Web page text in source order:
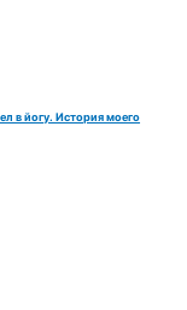
в йогу. История моего